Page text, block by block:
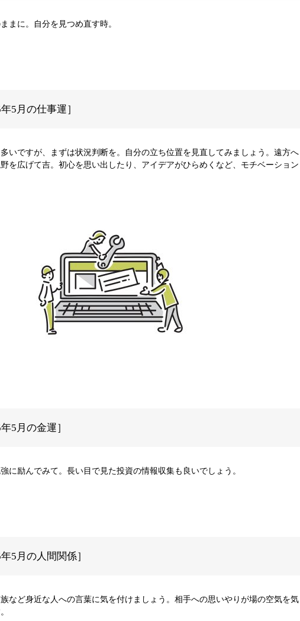
まに。自分を見つめ直す時。
5月の仕事運］
いですが、まずは状況判断を。自分の立ち位置を見直してみましょう。遠方へ
を広げて吉。初心を思い出したり、アイデアがひらめくなど、モチベーション
5月の金運］
に励んでみて。長い目で見た投資の情報収集も良いでしょう。
5月の人間関係］
など身近な人への言葉に気を付けましょう。相手への思いやりが場の空気を気